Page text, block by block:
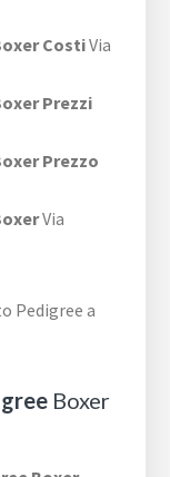
CostiVia
Prezzi
Prezzo
Via
Boxer